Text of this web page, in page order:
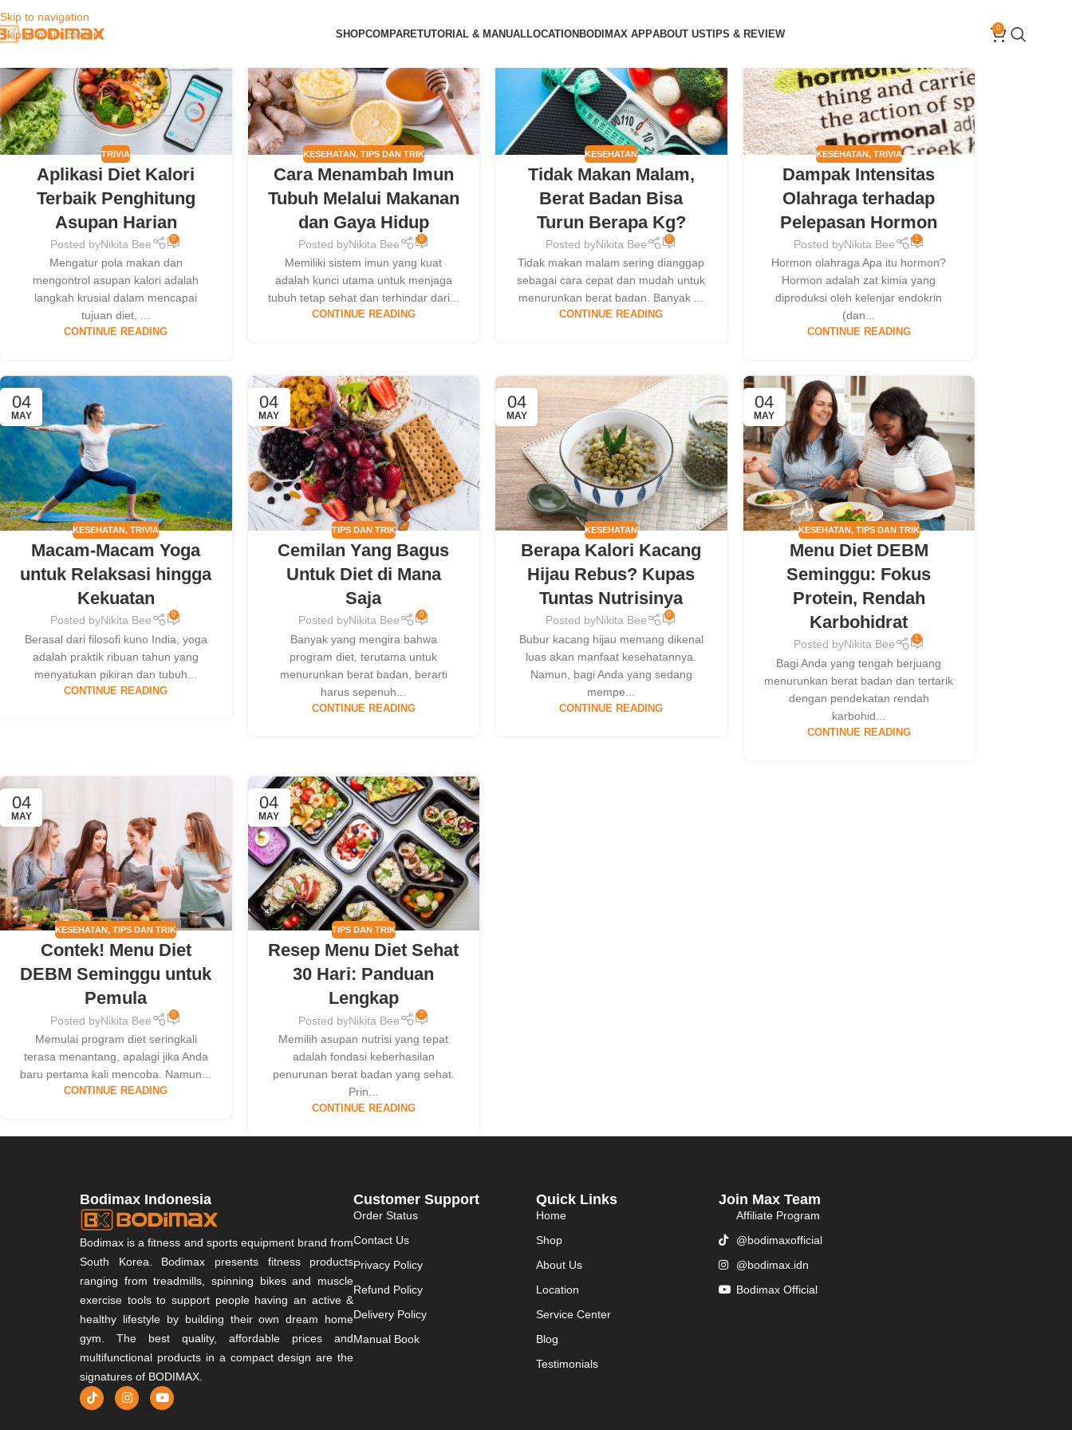
Skip to navigation
Skip to main content
SHOPCOMPARETUTORIAL & MANUALLOCATIONBODIMAX APPABOUT USTIPS & REVIEW 0
04
MAY
TRIVIA
Aplikasi Diet Kalori
Terbaik Penghitung
Asupan Harian
Posted byNikita Bee 0
Mengatur pola makan dan
mengontrol asupan kalori adalah
langkah krusial dalam mencapai
tujuan diet, ...
CONTINUE READING
KESEHATAN, TIPS DAN TRIK
Cara Menambah Imun
Tubuh Melalui Makanan
dan Gaya Hidup
Posted byNikita Bee 0
Memiliki sistem imun yang kuat
adalah kunci utama untuk menjaga
tubuh tetap sehat dan terhindar dari...
CONTINUE READING
04
MAY
KESEHATAN
Tidak Makan Malam,
Berat Badan Bisa
Turun Berapa Kg?
Posted byNikita Bee 0
Tidak makan malam sering dianggap
sebagai cara cepat dan mudah untuk
menurunkan berat badan. Banyak ...
CONTINUE READING
04
MAY
KESEHATAN, TRIVIA
Dampak Intensitas
Olahraga terhadap
Pelepasan Hormon
Posted byNikita Bee 1
Hormon olahraga Apa itu hormon?
Hormon adalah zat kimia yang
diproduksi oleh kelenjar endokrin
(dan...
CONTINUE READING
04
MAY
KESEHATAN,TRIVIA
Macam-Macam Yoga
untuk Relaksasi hingga
Kekuatan
Posted byNikita Bee 0
Berasal dari filosofi kuno India, yoga
adalah praktik ribuan tahun yang
menyatukan pikiran dan tubuh...
CONTINUE READING
04
MAY
TIPS DAN TRIK
Cemilan Yang Bagus
Untuk Diet di Mana
Saja
Posted byNikita Bee 0
Banyak yang mengira bahwa
program diet, terutama untuk
menurunkan berat badan, berarti
harus sepenuh...
CONTINUE READING
04
MAY
KESEHATAN
Berapa Kalori Kacang
Hijau Rebus? Kupas
Tuntas Nutrisinya
Posted byNikita Bee 0
Bubur kacang hijau memang dikenal
luas akan manfaat kesehatannya.
Namun, bagi Anda yang sedang
mempe...
CONTINUE READING
04
MAY
KESEHATAN, TIPS DAN TRIK
Menu Diet DEBM
Seminggu: Fokus
Protein, Rendah
Karbohidrat
Posted byNikita Bee 1
Bagi Anda yang tengah berjuang
menurunkan berat badan dan tertarik
dengan pendekatan rendah
karbohid...
CONTINUE READING
04
MAY
KESEHATAN,TIPS DAN TRIK
Contek! Menu Diet
DEBM Seminggu untuk
Pemula
Posted byNikita Bee 0
Memulai program diet seringkali
terasa menantang, apalagi jika Anda
baru pertama kali mencoba. Namun...
CONTINUE READING
04
MAY
TIPS DAN TRIK
Resep Menu Diet Sehat
30 Hari: Panduan
Lengkap
Posted byNikita Bee 2
Memilih asupan nutrisi yang tepat
adalah fondasi keberhasilan
penurunan berat badan yang sehat.
Prin...
CONTINUE READING
Bodimax Indonesia
Bodimax is a fitness and sports equipment brand from
South Korea. Bodimax presents fitness products
ranging from treadmills, spinning bikes and muscle
exercise tools to support people having an active &
healthy lifestyle by building their own dream home
gym. The best quality, affordable prices and
multifunctional products in a compact design are the
signatures of BODIMAX.
Customer Support
Order Status
Contact Us
Privacy Policy
Refund Policy
Delivery Policy
Manual Book
Quick Links
Home
Shop
About Us
Location
Service Center
Blog
Testimonials
Join Max Team
Affiliate Program
@bodimaxofficial
@bodimax.idn
Bodimax Official